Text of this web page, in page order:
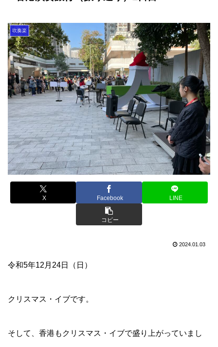
吹奏楽
X Facebook LINE
コピー
2024.01.03
令和5年12月24日（日）
クリスマス・イブです。
そして、香港もクリスマス・イブで盛り上がっていまし